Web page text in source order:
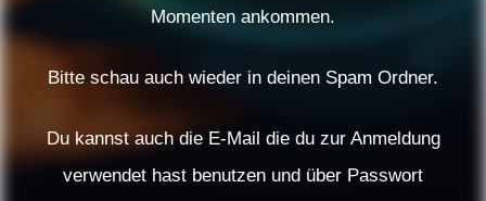
Momenten ankommen.
Bitte schau auch wieder in deinen Spam Ordner.
Du kannst auch die E-Mail die du zur Anmeldung
verwendet hast benutzen und über Passwort